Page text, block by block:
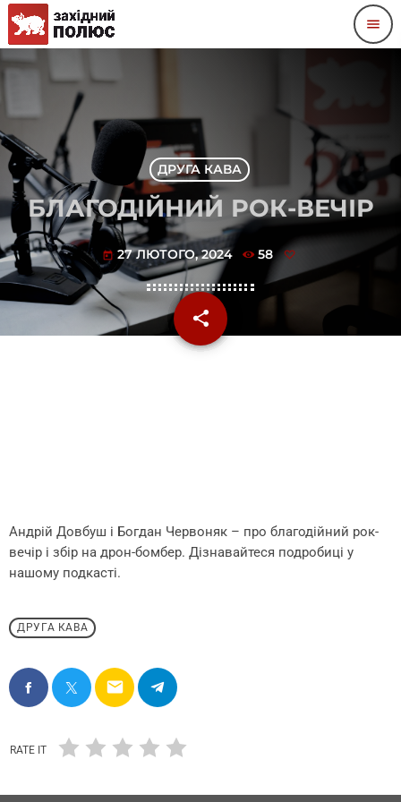
menu
ДРУГА КАВА
БЛАГОДІЙНИЙ РОК-ВЕЧІР
today 27 ЛЮТОГО, 2024 58
share
email
Андрій Довбуш і Богдан Червоняк – про благодійний рок-
вечір і збір на дрон-бомбер. Дізнавайтеся подробиці у
нашому подкасті.
ДРУГА КАВА
email
RATE IT